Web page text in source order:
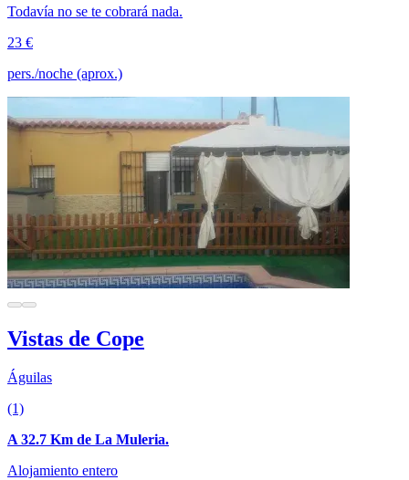
Todavía no se te cobrará nada.
23 €
pers./noche (aprox.)
Vistas de Cope
Águilas
(1)
A 32.7 Km de La Muleria.
Alojamiento entero